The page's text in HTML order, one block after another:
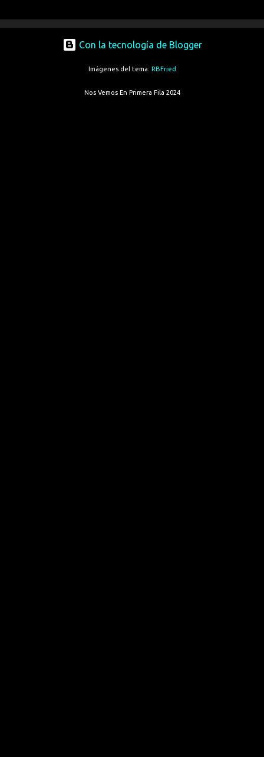
Con la tecnología de Blogger
Imágenes del tema: RBFried
Nos Vemos En Primera Fila 2024